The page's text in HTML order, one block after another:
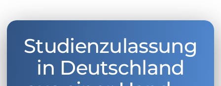
Studienzulassung
in Deutschland